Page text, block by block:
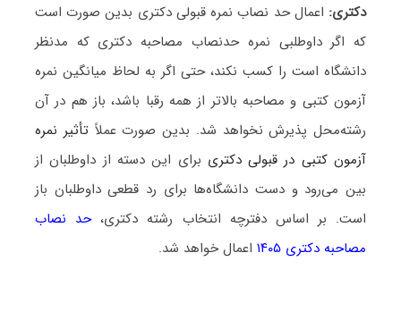
دکتری: اعمال حد نصاب نمره قبولی دکتری بدین صورت است
که اگر داوطلبی نمره حدنصاب مصاحبه دکتری که مدنظر
دانشگاه است را کسب نکند، حتی اگر به لحاظ میانگین نمره
آزمون کتبی و مصاحبه بالاتر از همه رقبا باشد، باز هم در آن
رشته‌محل پذیرش نخواهد شد. بدین صورت عملاً تأثیر نمره
آزمون کتبی در قبولی دکتری برای این دسته از داوطلبان از
بین می‌رود و دست دانشگاه‌ها برای رد قطعی داوطلبان باز
است. بر اساس دفترچه انتخاب رشته دکتری،حد نصاب
مصاحبه دکتری ۱۴۰۵
اعمال خواهد شد.